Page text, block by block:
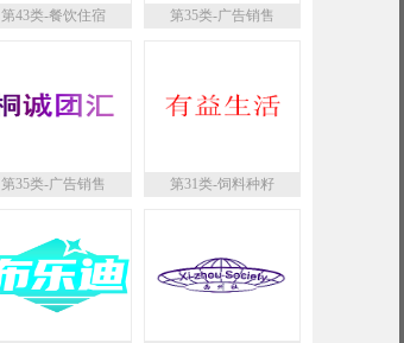
第43类-餐饮住宿 第35类-广告销售
第35类-广告销售 第31类-饲料种籽